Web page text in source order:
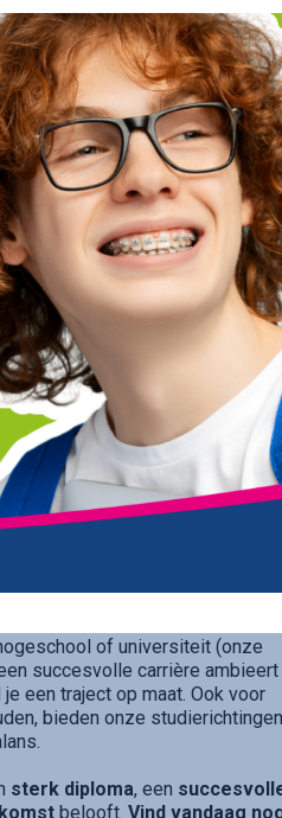
3
8
19
2
5
school in Kortrijk
gespecialiseerde campussen
onderwijsaanbod.
of universiteit (onze
succesvolle carrière ambieert
je een traject op maat. Ook voor
bieden onze
sterk diploma, een
belooft.Vind vandaag